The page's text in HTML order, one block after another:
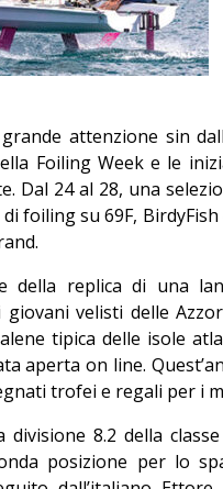
attenzione sin
Foiling Week e le
Dal 24 al 28, una
foiling su 69F,
della replica di una
velisti delle
tipica delle isole
aperta on line.
trofei e regali per i
divisione 8.2 della
posizione per lo